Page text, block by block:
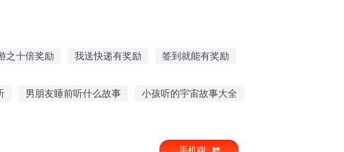
之十倍奖励 我送快递有奖励 签到就能有奖励
男朋友睡前听什么故事 小孩听的宇宙故事大全